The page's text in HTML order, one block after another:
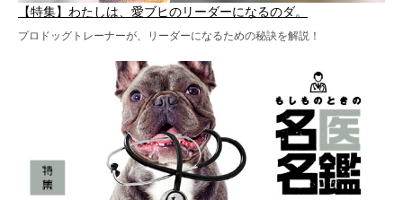
【特集】わたしは、愛ブヒのリーダーになるのダ。
プロドッグトレーナーが、リーダーになるための秘訣を解説！